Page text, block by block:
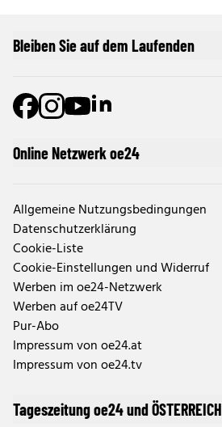
Online Netzwerk oe24
Allgemeine Nutzungsbedingungen
Datenschutzerklärung
Cookie-Liste
Cookie-Einstellungen und Widerruf
Werben im oe24-Netzwerk
Werben auf oe24TV
Pur-Abo
Impressum von oe24.at
Impressum von oe24.tv
Tageszeitung oe24 und ÖSTERREICH
Bleiben Sie auf dem Laufenden